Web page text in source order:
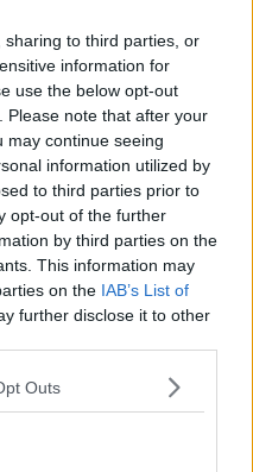
to third parties, or
information for
use the below opt-out
Please note that after your
may continue seeing
information utilized by
to third parties prior to
opt-out of the further
by third parties on the
This information may
on the IAB’s List of
further disclose it to other
Outs
Arbeit. Ich bin
und verantworte
Plattform:
Faktenprüfung
von Inhalten, sobald
vorliegen. Neben der
und editiere ich selbst
Einordnung, präzise
Er ist ein
Genauigkeit und
diesen Anspruch
Berichterstattung.